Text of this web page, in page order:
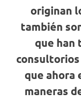
originan
también
que han
que ahora
maneras